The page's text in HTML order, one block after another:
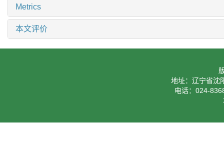
Metrics
本文评价
地址：辽宁省沈
电话：024-